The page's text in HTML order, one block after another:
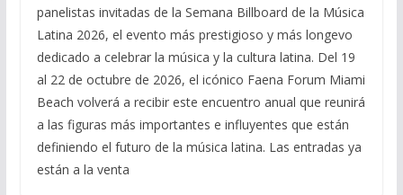
panelistas invitadas de la Semana Billboard de la Música
Latina 2026, el evento más prestigioso y más longevo
dedicado a celebrar la música y la cultura latina. Del 19
al 22 de octubre de 2026, el icónico Faena Forum Miami
Beach volverá a recibir este encuentro anual que reunirá
a las figuras más importantes e influyentes que están
definiendo el futuro de la música latina. Las entradas ya
están a la venta